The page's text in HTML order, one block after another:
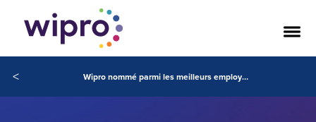
< Wipro nommé parmi les meilleurs employeurs de 2024 dans 13 pays d'Asie-Pacifique, d'Europe et des Amériques